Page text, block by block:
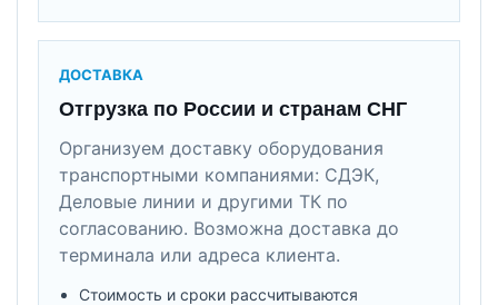
ДОСТАВКА
Отгрузка по России и странам СНГ
Организуем доставку оборудования
транспортными компаниями: СДЭК,
Деловые линии и другими ТК по
согласованию. Возможна доставка до
терминала или адреса клиента.
Стоимость и сроки рассчитываются